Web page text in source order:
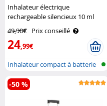
Inhalateur électrique
rechargeable silencieux 10 ml
49,90€ Prix conseillé
24,99€
Inhalateur compact à batterie
-50 %